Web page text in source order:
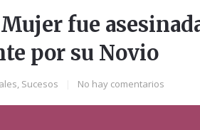
Mujer fue
por su Novio
, Sucesos No hay comentarios